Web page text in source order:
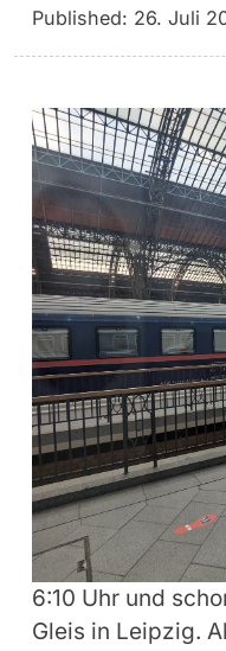
Published: 26. Juli
6:10 Uhr und
Gleis in Leipzig.